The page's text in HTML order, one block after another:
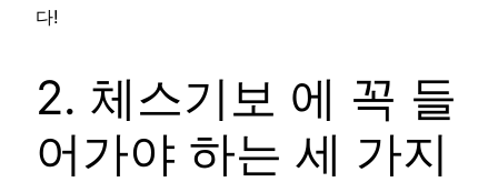
다!
2. 체스기보 에 꼭 들
어가야 하는 세 가지